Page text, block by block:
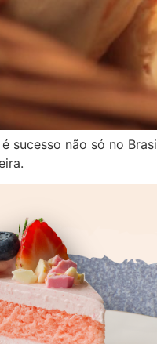
sucesso não só no